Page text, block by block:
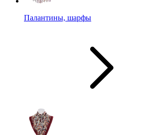
Палантины, шарфы